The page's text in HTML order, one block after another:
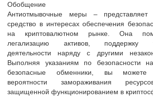
Обобщение
Антиотмывочные меры – представляет
средство в интересах обеспечения
на криптовалютном рынке. Она
легализацию активов, поддержку
деятельности наряду с другими
Выполняя указаниям по безопасности
безопасные обменники, вы можете
вероятности замораживания
защищенной функционированием в